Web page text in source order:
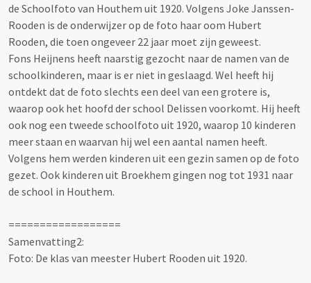
de Schoolfoto van Houthem uit 1920. Volgens Joke Janssen-
Rooden is de onderwijzer op de foto haar oom Hubert
Rooden, die toen ongeveer 22 jaar moet zijn geweest.
Fons Heijnens heeft naarstig gezocht naar de namen van de
schoolkinderen, maar is er niet in geslaagd. Wel heeft hij
ontdekt dat de foto slechts een deel van een grotere is,
waarop ook het hoofd der school Delissen voorkomt. Hij heeft
ook nog een tweede schoolfoto uit 1920, waarop 10 kinderen
meer staan en waarvan hij wel een aantal namen heeft.
Volgens hem werden kinderen uit een gezin samen op de foto
gezet. Ook kinderen uit Broekhem gingen nog tot 1931 naar
de school in Houthem.
==================
Samenvatting2:
Foto: De klas van meester Hubert Rooden uit 1920.